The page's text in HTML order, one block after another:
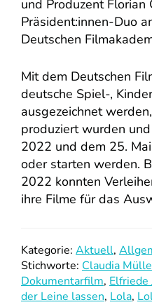
und Produzent
Präsident:innen-Duo
Deutschen
Mit dem Deutschen
deutsche Spiel-,
ausgezeichnet
produziert wurden
2022 und dem 25.
oder starten werden.
2022 konnten
ihre Filme für das
Kategorie: Aktuell,
Stichworte: Claudia
Dokumentarfilm, Elfriede
der Leine lassen, Lola,